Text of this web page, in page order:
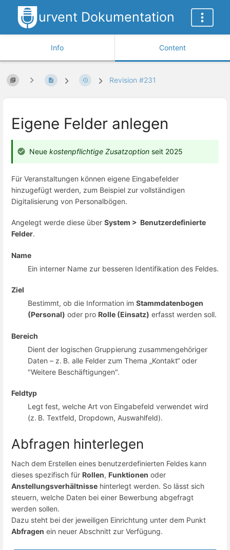
urvent Dokumentation
Info Content
Revision #231
Eigene Felder anlegen
Neue kostenpflichtige Zusatzoption seit 2025
Für Veranstaltungen können eigene Eingabefelder
hinzugefügt werden, zum Beispiel zur vollständigen
Digitalisierung von Personalbögen.
Angelegt werde diese über System > Benutzerdefinierte
Felder.
Name
Ein interner Name zur besseren Identifikation des Feldes.
Ziel
Bestimmt, ob die Information im Stammdatenbogen
(Personal) oder pro Rolle (Einsatz) erfasst werden soll.
Bereich
Dient der logischen Gruppierung zusammengehöriger
Daten – z. B. alle Felder zum Thema „Kontakt“ oder
"Weitere Beschäftigungen".
Feldtyp
Legt fest, welche Art von Eingabefeld verwendet wird
(z. B. Textfeld, Dropdown, Auswahlfeld).
Abfragen hinterlegen
Nach dem Erstellen eines benutzerdefinierten Feldes kann
dieses spezifisch für Rollen, Funktionen oder
Anstellungsverhältnisse hinterlegt werden. So lässt sich
steuern, welche Daten bei einer Bewerbung abgefragt
werden sollen.
Dazu steht bei der jeweiligen Einrichtung unter dem Punkt
Abfragen ein neuer Abschnitt zur Verfügung.